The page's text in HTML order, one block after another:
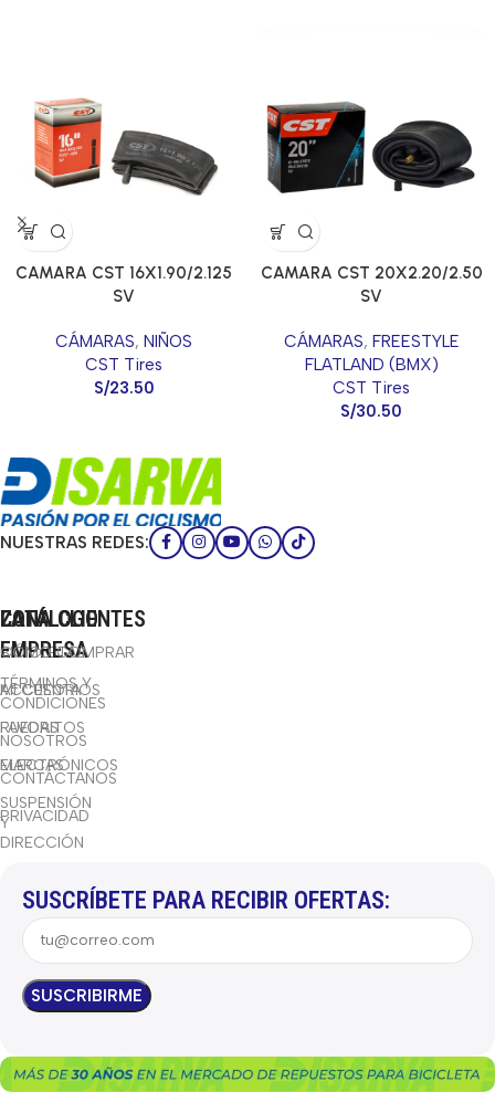
CAMARA CST 16X1.90/2.125
SV
CÁMARAS, NIÑOS
CST Tires
S/23.50
CAMARA CST 20X2.20/2.50
SV
CÁMARAS, FREESTYLE
FLATLAND (BMX)
CST Tires
S/30.50
NUESTRAS REDES:
CATÁLOGO
BICICLETAS
ACCESORIOS
RUEDAS
ELECTRÓNICOS
SUSPENSIÓN
Y
DIRECCIÓN
LA
EMPRESA
TÉRMINOS Y
CONDICIONES
NOSOTROS
CONTÁCTANOS
PRIVACIDAD
ZONA CLIENTES
CÓMO COMPRAR
MI CUENTA
FAVORITOS
MARCAS
SUSCRÍBETE PARA RECIBIR OFERTAS: